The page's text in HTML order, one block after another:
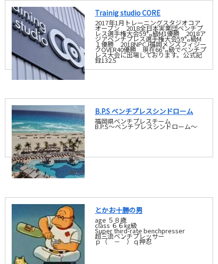
Trainig studio CORE
2017年1月トレーニングスタジオコア
オープン 2018全日本実業団ベンチプ
レス選手権大会59㌔級M1優勝 2018ア
ジアベンチプレス選手権大会59㌔級M
１優勝 2018NPCJ福岡メンズフィジー
クOVER40優勝 現在66㌔級でベンチプ
レス大会に出場しております。公式記
録132.5
B.P.S ベンチプレスシンドローム
福岡県ベンチプレスチーム
B.P.S～ベンチプレスシンドローム～
とかお十勝の男
age ５８歳
class ６６㎏級
Super third-rate benchpresser
超三流ベンチプレッサー
ｐ（＾－＾）ｑ押忍